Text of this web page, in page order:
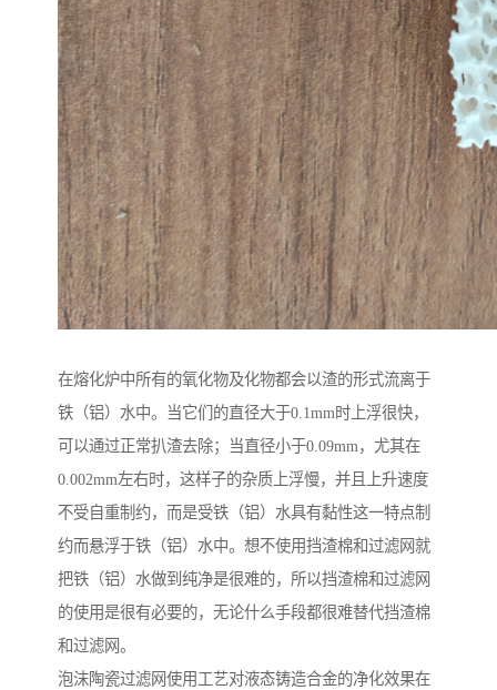
在熔化炉中所有的氧化物及化物都会以渣的形式流离于
铁（铝）水中。当它们的直径大于0.1mm时上浮很快，
可以通过正常扒渣去除；当直径小于0.09mm，尤其在
0.002mm左右时，这样子的杂质上浮慢，并且上升速度
不受自重制约，而是受铁（铝）水具有黏性这一特点制
约而悬浮于铁（铝）水中。想不使用挡渣棉和过滤网就
把铁（铝）水做到纯净是很难的，所以挡渣棉和过滤网
的使用是很有必要的，无论什么手段都很难替代挡渣棉
和过滤网。
泡沫陶瓷过滤网使用工艺对液态铸造合金的净化效果在